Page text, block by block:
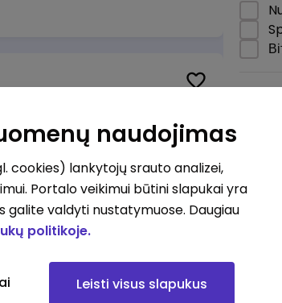
Talent Development Project Manager (fixed term - 1.5 years)
naudojimas
cookies) lankytojų srauto analizei,
Portalo veikimui būtini slapukai yra
galite valdyti nustatymuose. Daugiau
politikoje.
Leisti visus slapukus